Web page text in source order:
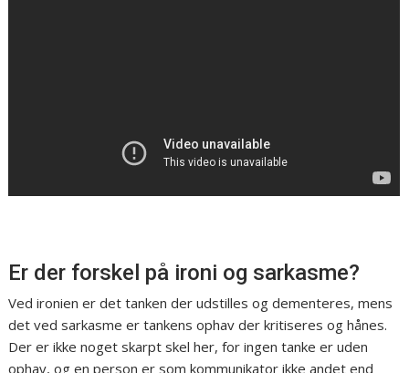
Er der forskel på ironi og sarkasme?
Ved ironien er det tanken der udstilles og dementeres, mens
det ved sarkasme er tankens ophav der kritiseres og hånes.
Der er ikke noget skarpt skel her, for ingen tanke er uden
ophav, og en person er som kommunikator ikke andet end